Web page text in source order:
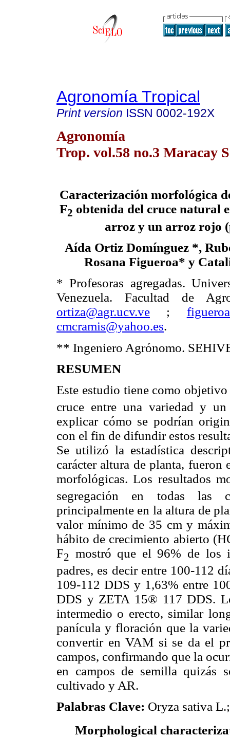
Agronomía Tropical
Print version ISSN 0002-192X
Agronomía
Trop. vol.58 no.3 Maracay
Caracterización morfológica
F2 obtenida del cruce natural
arroz y un arroz rojo
Aída Ortiz Domínguez *,
Rosana Figueroa* y
* Profesoras agregadas.
Venezuela. Facultad de
ortiza@agr.ucv.ve ;
cmcramis@yahoo.es.
** Ingeniero Agrónomo.
RESUMEN
Este estudio tiene como
cruce entre una variedad y
explicar cómo se podrían
con el fin de difundir estos
Se utilizó la estadística
carácter altura de planta, fueron
morfológicas. Los resultados
segregación en todas las
principalmente en la altura de
valor mínimo de 35 cm y
hábito de crecimiento abierto
F2 mostró que el 96% de los
padres, es decir entre 100-112
109-112 DDS y 1,63% entre
DDS y ZETA 15® 117 DDS.
intermedio o erecto, similar
panícula y floración que la
convertir en VAM si se da el
campos, confir­mando que la
en campos de semilla quizás
cultivado y AR.
Palabras Clave: Oryza sativa
Morphological